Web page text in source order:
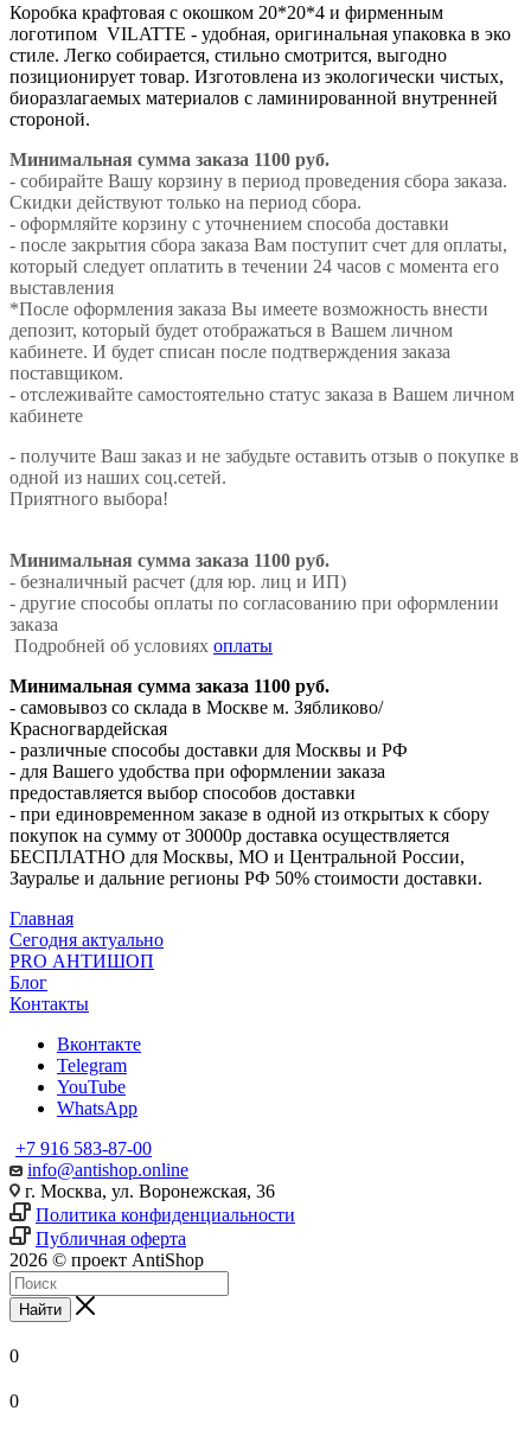
Коробка крафтовая с окошком 20*20*4 и фирменным
логотипом VILATTE - удобная, оригинальная упаковка в эко
стиле. Легко собирается, стильно смотрится, выгодно
позиционирует товар. Изготовлена из экологически чистых,
биоразлагаемых материалов с ламинированной внутренней
стороной.
Минимальная сумма заказа 1100 руб.
- собирайте Вашу корзину в период проведения сбора заказа.
Скидки действуют только на период сбора.
- оформляйте корзину с уточнением способа доставки
- после закрытия сбора заказа Вам поступит счет для оплаты,
который следует оплатить в течении 24 часов с момента его
выставления
*После оформления заказа Вы имеете возможность внести
депозит, который будет отображаться в Вашем личном
кабинете. И будет списан после подтверждения заказа
поставщиком.
- отслеживайте самостоятельно статус заказа в Вашем личном
кабинете
- получите Ваш заказ и не забудьте оставить отзыв о покупке в
одной из наших соц.сетей.
Приятного выбора!
Минимальная сумма заказа 1100 руб.
- безналичный расчет (для юр. лиц и ИП)
- другие способы оплаты по согласованию при оформлении
заказа
Подробней об условиях оплаты
Минимальная сумма заказа 1100 руб.
- самовывоз со склада в Москве м. Зябликово/
Красногвардейская
- различные способы доставки для Москвы и РФ
- для Вашего удобства при оформлении заказа
предоставляется выбор способов доставки
- при единовременном заказе в одной из открытых к сбору
покупок на сумму от 30000р доставка осуществляется
БЕСПЛАТНО для Москвы, МО и Центральной России,
Зауралье и дальние регионы РФ 50% стоимости доставки.
Главная
Сегодня актуально
PRO АНТИШОП
Блог
Контакты
Вконтакте
Telegram
YouTube
WhatsApp
+7 916 583-87-00
info@antishop.online
г. Москва, ул. Воронежская, 36
Политика конфиденциальности
Публичная оферта
2026 © проект AntiShop
Найти
0
0